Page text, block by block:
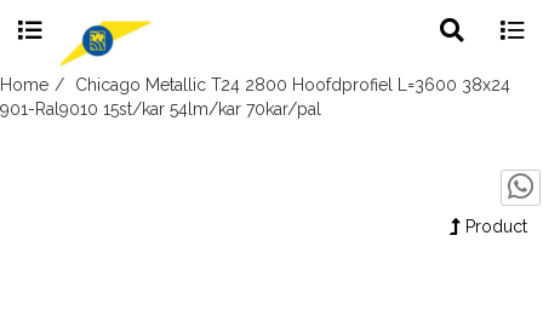
Skip
to
search
Home
Chicago Metallic T24 2800 Hoofdprofiel L=3600 38x24
901-Ral9010 15st/kar 54lm/kar 70kar/pal
Product